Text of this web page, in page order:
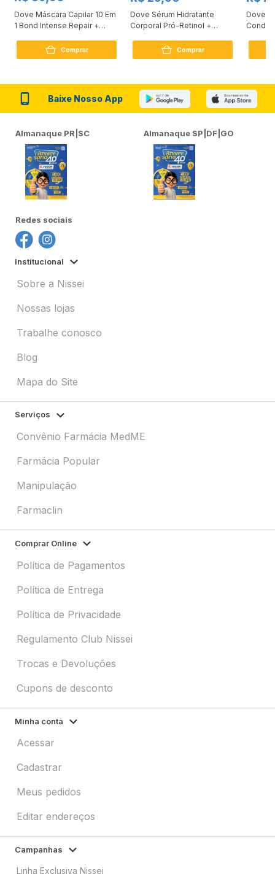
Dove Máscara Capilar 10 Em
1 Bond Intense Repair +
Comprar
Dove Sérum Hidratante
Corporal Pró-Retinol +
Comprar
Dove
Baixe Nosso App
Almanaque PR|SC Almanaque SP|DF|GO
Redes sociais
Institucional
Sobre a Nissei
Nossas lojas
Trabalhe conosco
Blog
Mapa do Site
Serviços
Convênio Farmácia MedME
Farmácia Popular
Manipulação
Farmaclin
Comprar Online
Política de Pagamentos
Política de Entrega
Política de Privacidade
Regulamento Club Nissei
Trocas e Devoluções
Cupons de desconto
Minha conta
Acessar
Cadastrar
Meus pedidos
Editar endereços
Campanhas
Linha Exclusiva Nissei